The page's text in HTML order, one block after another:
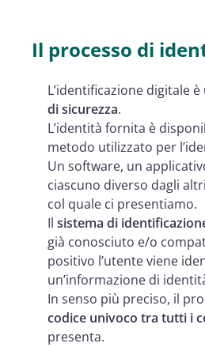
Il processo di
L’identificazione digitale è
di sicurezza.
L’identità fornita è
metodo utilizzato per
Un software, un
ciascuno diverso dagli
col quale ci presentiamo.
Il sistema di
già conosciuto e/o
positivo l’utente viene
un’informazione di
In senso più preciso, il
codice univoco tra tutti i
presenta.